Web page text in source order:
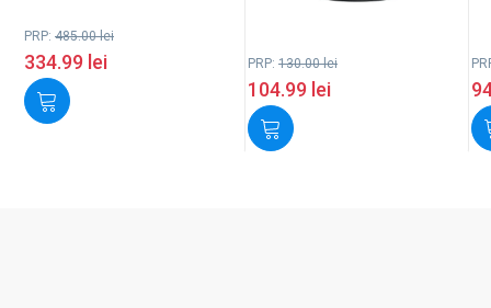
PRP: 485.00lei
334.99 lei PRP: 130.00lei
104.99 lei